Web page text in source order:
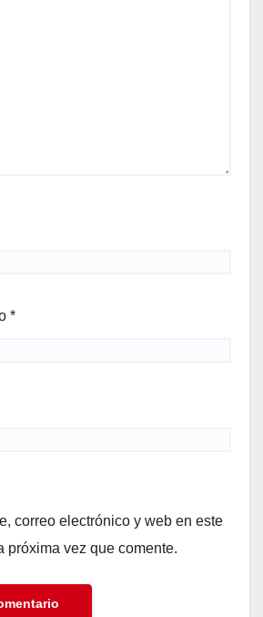
*
correo electrónico y web en este
próxima vez que comente.